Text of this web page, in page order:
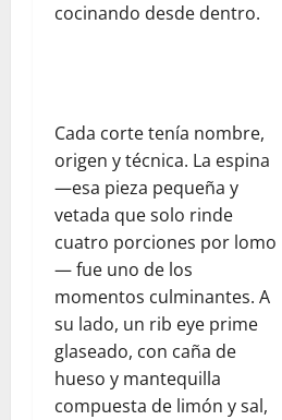
cocinando desde dentro.
Cada corte tenía nombre,
origen y técnica. La espina
—esa pieza pequeña y
vetada que solo rinde
cuatro porciones por lomo
— fue uno de los
momentos culminantes. A
su lado, un rib eye prime
glaseado, con caña de
hueso y mantequilla
compuesta de limón y sal,